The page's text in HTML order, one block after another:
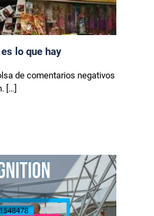
lo que hay
de comentarios negativos
[…]